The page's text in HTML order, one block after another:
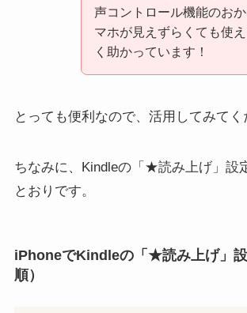
声コントロール機能のお
マホが見えずらくても使
く助かっています！
とっても便利なので、活用してみてく
ちなみに、Kindleの「★読み上げ」設
とおりです。
iPhoneでKindleの「★読み上げ」
順）